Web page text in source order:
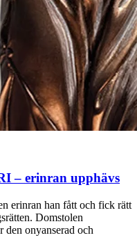
– erinran upphävs
erinran han fått och fick rätt
Domstolen
onyanserad och